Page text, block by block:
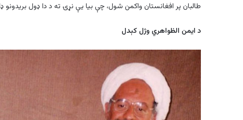
طالبان پر افغانستان واکمن شول، چې بیا يې نړۍ ته د دا ډول بریدونو
د ایمن الظواهري وژل کېدل